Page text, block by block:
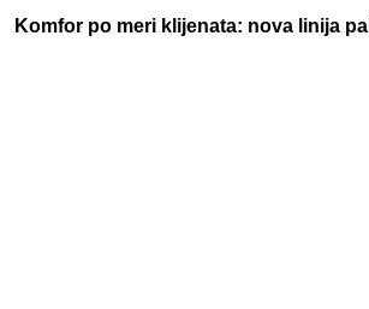
Komfor po meri klijenata: nova linija